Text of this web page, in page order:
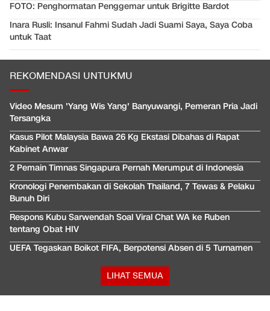
FOTO: Penghormatan Penggemar untuk Brigitte Bardot
Inara Rusli: Insanul Fahmi Sudah Jadi Suami Saya, Saya Coba
untuk Taat
REKOMENDASI UNTUKMU
Video Mesum 'Yang Wis Yang' Banyuwangi, Pemeran Pria Jadi
Tersangka
Kasus Pilot Malaysia Bawa 26 Kg Ekstasi Dibahas di Rapat
Kabinet Anwar
2 Pemain Timnas Singapura Pernah Merumput di Indonesia
Kronologi Penembakan di Sekolah Thailand, 7 Tewas & Pelaku
Bunuh Diri
Respons Kubu Sarwendah Soal Viral Chat WA ke Ruben
tentang Obat HIV
UEFA Tegaskan Boikot FIFA, Berpotensi Absen di 5 Turnamen
LIHAT SEMUA